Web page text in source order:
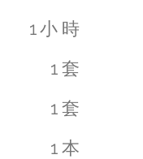
1小時
1套
1套
1本